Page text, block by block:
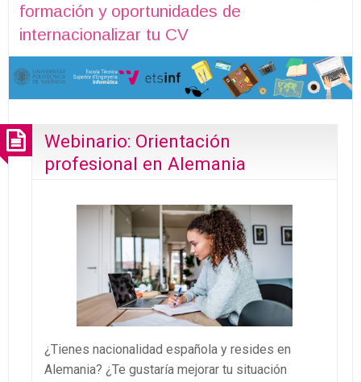
formación y oportunidades de
internacionalizar tu CV
Webinario: Orientación
profesional en Alemania
¿Tienes nacionalidad española y resides en
Alemania? ¿Te gustaría mejorar tu situación